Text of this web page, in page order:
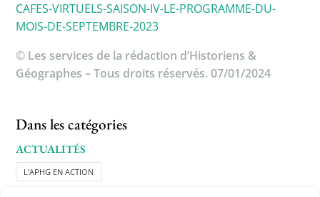
CAFES-VIRTUELS-SAISON-IV-LE-PROGRAMME-DU-
MOIS-DE-SEPTEMBRE-2023
© Les services de la rédaction d’Historiens &
Géographes – Tous droits réservés. 07/01/2024
Dans les catégories
ACTUALITÉS
L'APHG EN ACTION